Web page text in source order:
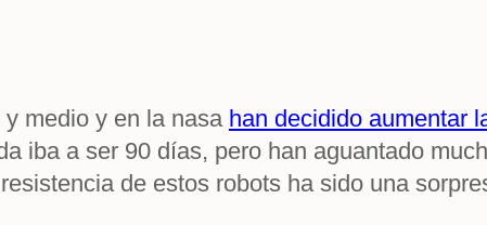
medio y en la nasa han decidido aumentar
iba a ser 90 días, pero han aguantado
de estos robots ha sido una